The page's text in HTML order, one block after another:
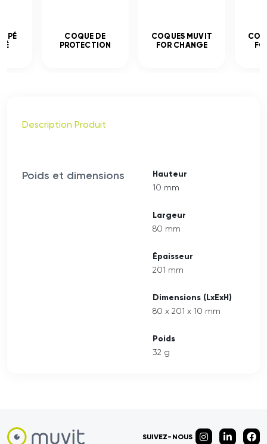
COQUE DE
PROTECTION
COQUES MUVIT
FOR CHANGE
Description Produit
Poids et dimensions Hauteur
10 mm
Largeur
80 mm
Épaisseur
201 mm
Dimensions (LxExH)
80 x 201 x 10 mm
Poids
32 g
SUIVEZ-NOUS